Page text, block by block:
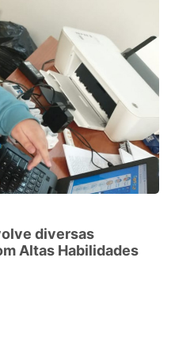
diversas
Altas Habilidades